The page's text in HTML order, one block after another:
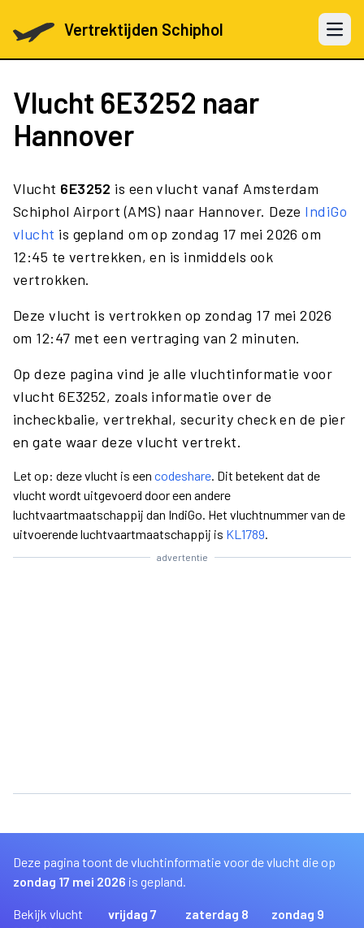
Vertrektijden Schiphol Open
Vlucht 6E3252 naar
Hannover
Vlucht 6E3252 is een vlucht vanaf Amsterdam
Schiphol Airport (AMS) naar Hannover. Deze IndiGo
vlucht is gepland om op zondag 17 mei 2026 om
12:45 te vertrekken, en is inmiddels ook
vertrokken.
Deze vlucht is vertrokken op zondag 17 mei 2026
om 12:47 met een vertraging van 2 minuten.
Op deze pagina vind je alle vluchtinformatie voor
vlucht 6E3252, zoals informatie over de
incheckbalie, vertrekhal, security check en de pier
en gate waar deze vlucht vertrekt.
Let op: deze vlucht is een codeshare. Dit betekent dat de
vlucht wordt uitgevoerd door een andere
luchtvaartmaatschappij dan IndiGo. Het vluchtnummer van de
uitvoerende luchtvaartmaatschappij is KL1789.
advertentie
Deze pagina toont de vluchtinformatie voor de vlucht die op
zondag 17 mei 2026 is gepland.
Bekijk vlucht
vrijdag 7
zaterdag 8
zondag 9